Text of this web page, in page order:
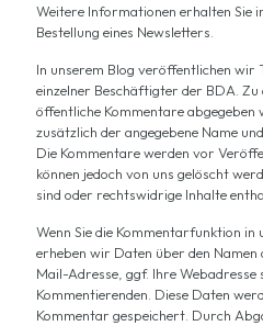
Weitere Informationen erhalten Sie
Bestellung eines Newsletters.
In unserem Blog veröffentlichen wir
einzelner Beschäftigter der BDA. Zu
öffentliche Kommentare abgegeben
zusätzlich der angegebene Name
Die Kommentare werden vor
können jedoch von uns gelöscht
sind oder rechtswidrige Inhalte
Wenn Sie die Kommentarfunktion in
erheben wir Daten über den Namen
Mail-Adresse, ggf. Ihre Webadresse
Kommentierenden. Diese Daten
Kommentar gespeichert. Durch